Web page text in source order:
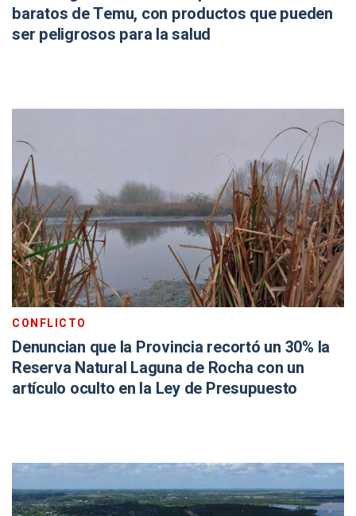
baratos de Temu, con productos que pueden
ser peligrosos para la salud
CONFLICTO
Denuncian que la Provincia recortó un 30% la
Reserva Natural Laguna de Rocha con un
artículo oculto en la Ley de Presupuesto